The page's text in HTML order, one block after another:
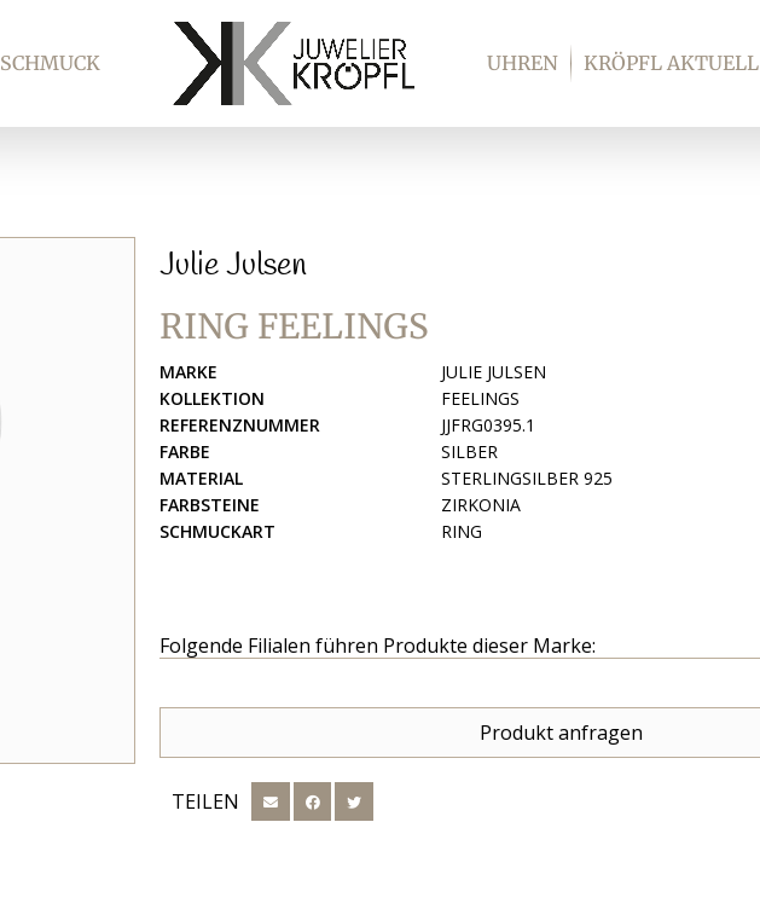
SCHMUCK UHREN KRÖPFL AKTUELL
Julie Julsen
RING FEELINGS
MARKE
JULIE JULSEN
KOLLEKTION
FEELINGS
REFERENZNUMMER
JJFRG0395.1
FARBE
SILBER
MATERIAL
STERLINGSILBER 925
FARBSTEINE
ZIRKONIA
SCHMUCKART
RING
Folgende Filialen führen Produkte dieser Marke:
Produkt anfragen
TEILEN